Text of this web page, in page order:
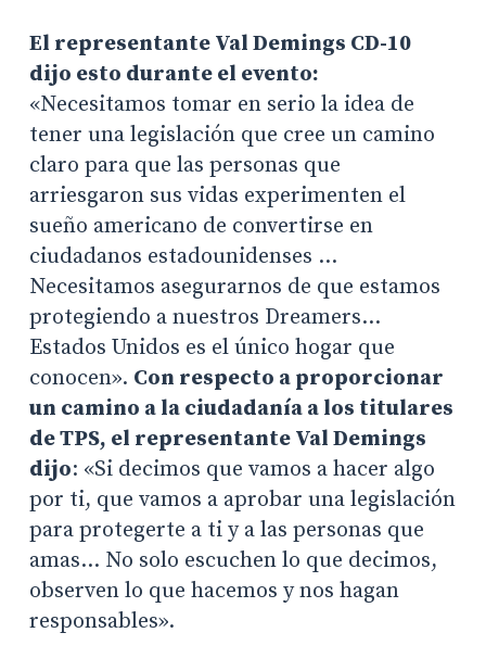
El representante Val Demings CD-10
dijo esto durante el evento:
«Necesitamos tomar en serio la idea de
tener una legislación que cree un camino
claro para que las personas que
arriesgaron sus vidas experimenten el
sueño americano de convertirse en
ciudadanos estadounidenses …
Necesitamos asegurarnos de que estamos
protegiendo a nuestros Dreamers…
Estados Unidos es el único hogar que
conocen». Con respecto a proporcionar
un camino a la ciudadanía a los titulares
de TPS, el representante Val Demings
dijo: «Si decimos que vamos a hacer algo
por ti, que vamos a aprobar una legislación
para protegerte a ti y a las personas que
amas… No solo escuchen lo que decimos,
observen lo que hacemos y nos hagan
responsables».